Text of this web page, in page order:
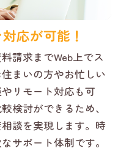
応が可能！
請求までWeb上でス
まいの方やお忙しい
リモート対応も可
検討ができるため、
談を実現します。時
サポート体制です。